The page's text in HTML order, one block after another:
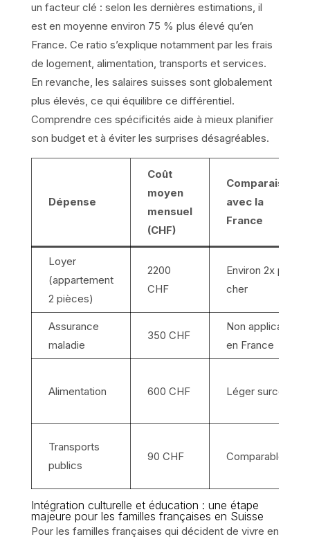
un facteur clé : selon les dernières estimations, il
est en moyenne environ 75 % plus élevé qu’en
France. Ce ratio s’explique notamment par les frais
de logement, alimentation, transports et services.
En revanche, les salaires suisses sont globalement
plus élevés, ce qui équilibre ce différentiel.
Comprendre ces spécificités aide à mieux planifier
son budget et à éviter les surprises désagréables.
Dépense
Coût
moyen
mensuel
(CHF)
Comparaison
avec la
France
Loyer
(appartement
2 pièces)
2200
CHF
Environ 2x plus
cher
Assurance
maladie
350 CHF
Non applicable
en France
Alimentation 600 CHF Léger surcoût
Transports
publics
90 CHF Comparable
Intégration culturelle et éducation : une étape
majeure pour les familles françaises en Suisse
Pour les familles françaises qui décident de vivre en